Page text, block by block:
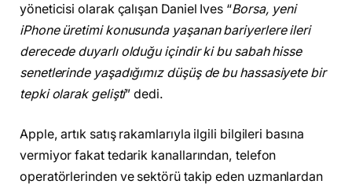
yöneticisi olarak çalışan Daniel Ives “Borsa, yeni
iPhone üretimi konusunda yaşanan bariyerlere ileri
derecede duyarlı olduğu içindir ki bu sabah hisse
senetlerinde yaşadığımız düşüş de bu hassasiyete bir
tepki olarak gelişti” dedi.
Apple, artık satış rakamlarıyla ilgili bilgileri basına
vermiyor fakat tedarik kanallarından, telefon
operatörlerinden ve sektörü takip eden uzmanlardan